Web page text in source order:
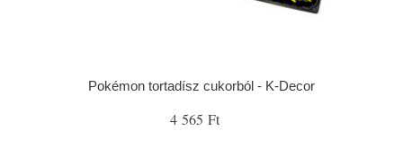
Pokémon tortadísz cukorból - K-Decor
4 565 Ft